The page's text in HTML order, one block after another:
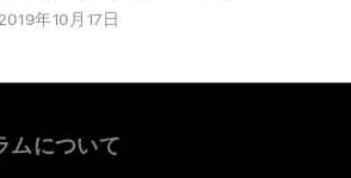
年10月17日
ムについて